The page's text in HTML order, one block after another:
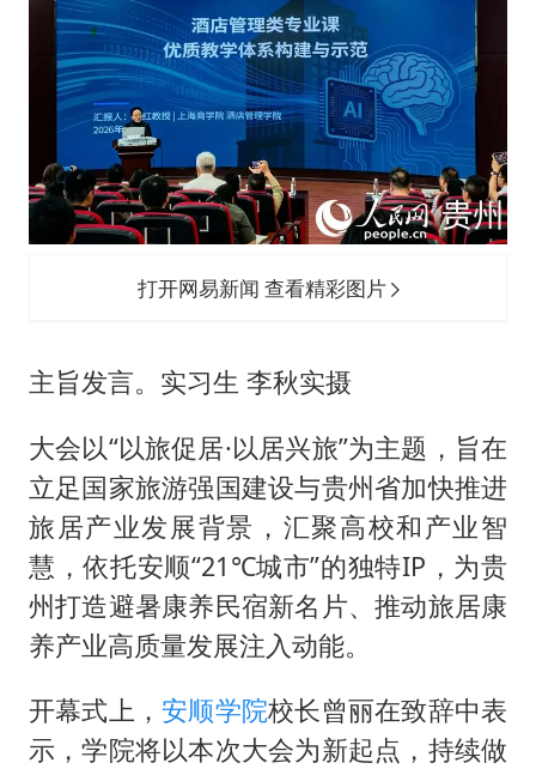
打开网易新闻 查看精彩图片
主旨发言。实习生 李秋实摄
大会以“以旅促居·以居兴旅”为主题，旨在
立足国家旅游强国建设与贵州省加快推进
旅居产业发展背景，汇聚高校和产业智
慧，依托安顺“21℃城市”的独特IP，为贵
州打造避暑康养民宿新名片、推动旅居康
养产业高质量发展注入动能。
开幕式上，安顺学院校长曾丽在致辞中表
示，学院将以本次大会为新起点，持续做